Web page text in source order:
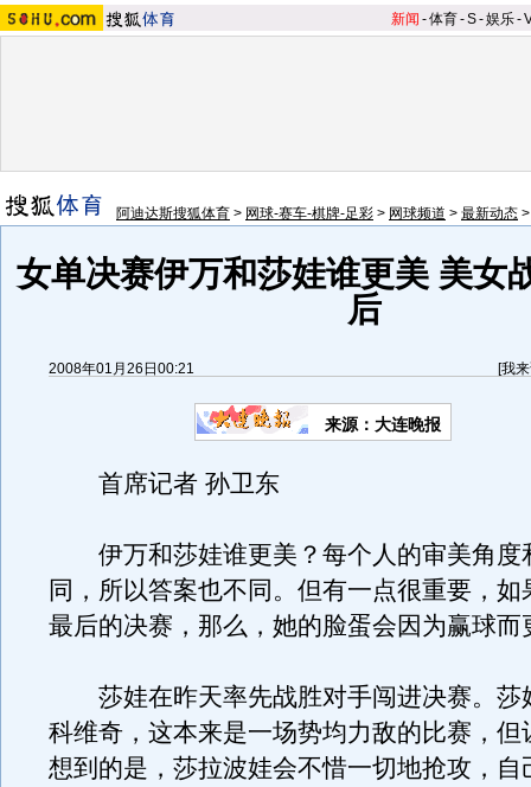
新闻 -体育-S-娱乐-
阿迪达斯搜狐体育 > 网球-赛车-棋牌-足彩 > 网球频道 > 最新动态
女单决赛伊万和莎娃谁更美 美女
后
2008年01月26日00:21 [我
来源：大连晚报
首席记者 孙卫东
伊万和莎娃谁更美？每个人的审美角度
同，所以答案也不同。但有一点很重要，如
最后的决赛，那么，她的脸蛋会因为赢球而
莎娃在昨天率先战胜对手闯进决赛。莎
科维奇，这本来是一场势均力敌的比赛，但
想到的是，莎拉波娃会不惜一切地抢攻，自